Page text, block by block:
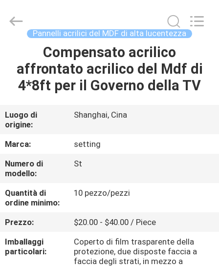
PRODOTTI
CIRCA
NOI
GIRO
DELLA
FABBRICA
CONTATTICI
NOTIZIA
Setting
Decorating
Pannelli acrilici del MDF di alta lucentezza
Compensato acrilico
affrontato acrilico del Mdf di
4*8ft per il Governo della TV
Luogo di
origine:
Shanghai, Cina
Marca:
setting
Numero di
modello:
St
Quantità di
ordine minimo:
10 pezzo/pezzi
Prezzo:
$20.00 - $40.00 / Piece
Imballaggi
particolari:
Coperto di film trasparente della
protezione, due disposte faccia a
faccia degli strati, in mezzo a